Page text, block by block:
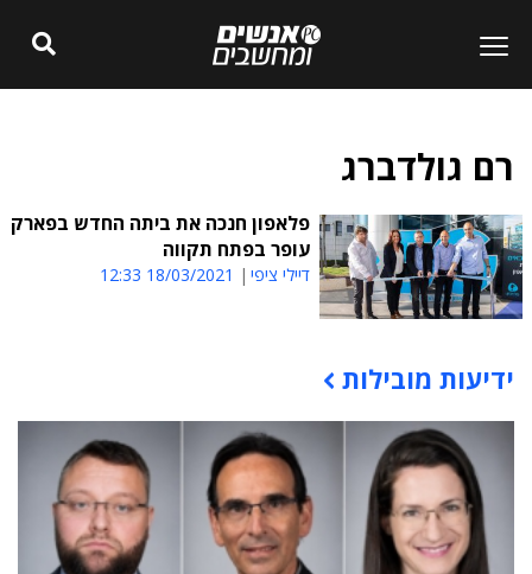
רם גולדברג
פלאפון חנכה את ביתה החדש בפארק
עופר בפתח תקווה
דיילי ציפי 18/03/2021 12:33
תוכן פרסומי
ידיעות מובילות